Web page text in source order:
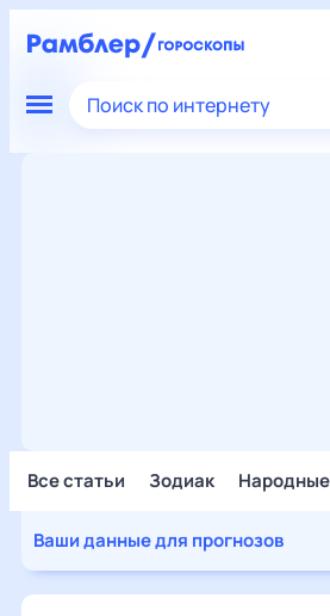
Поиск по интернету
Все статьи Зодиак
Ваши данные для прогнозов